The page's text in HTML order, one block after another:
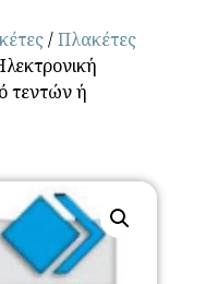
/Πλακέτες
τεντών ή